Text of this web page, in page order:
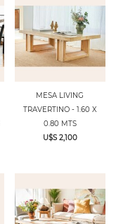
MESA LIVING
TRAVERTINO - 1.60 X
0.80 MTS
U$S 2,100